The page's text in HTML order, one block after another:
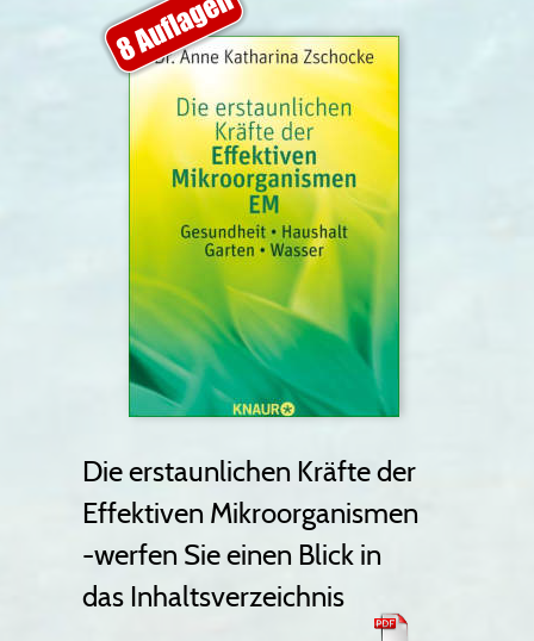
Die erstaunlichen Kräfte der
Effektiven Mikroorganismen
-werfen Sie einen Blick in
das Inhaltsverzeichnis